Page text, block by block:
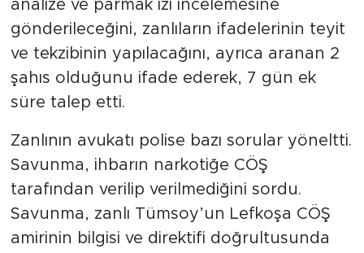
analize ve parmak izi incelemesine
gönderileceğini, zanlıların ifadelerinin teyit
ve tekzibinin yapılacağını, ayrıca aranan 2
şahıs olduğunu ifade ederek, 7 gün ek
süre talep etti.
Zanlının avukatı polise bazı sorular yöneltti.
Savunma, ihbarın narkotiğe CÖŞ
tarafından verilip verilmediğini sordu.
Savunma, zanlı Tümsoy’un Lefkoşa CÖŞ
amirinin bilgisi ve direktifi doğrultusunda